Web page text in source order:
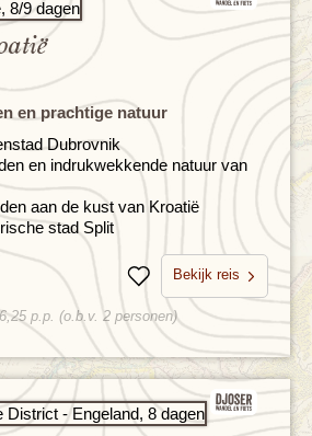
en prachtige natuur
Dubrovnik
en indrukwekkende natuur van
aan de kust van Kroatië
stad Split
BewarenBekijk reis
p.p. (o.b.v. 2 personen)